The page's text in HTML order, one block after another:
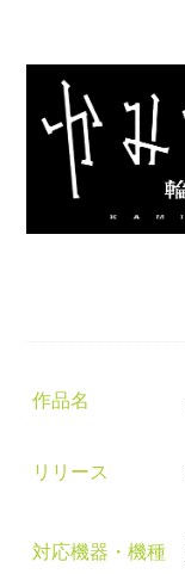
作品名
リリース
対応機器・機種